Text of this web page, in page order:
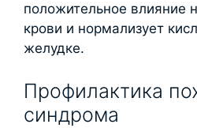
положительное влияние
крови и нормализует
желудке.
Профилактика
синдрома